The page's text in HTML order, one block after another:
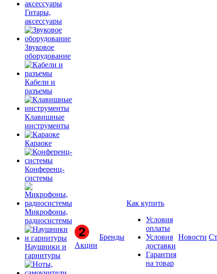
Гитары,
аксессуары
Звуковое
оборудование
Кабели и
разъемы
Клавишные
инструменты
Караоке
Конференц-
системы
Микрофоны,
радиосистемы
Наушники и
гарнитуры
Акции
Бренды
Как купить
Условия
оплаты
Условия
доставки
Гарантия
на товар
Новости